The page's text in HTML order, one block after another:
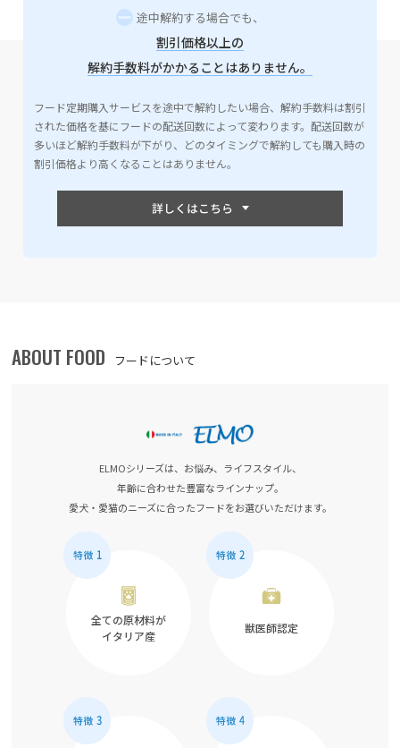
途中解約する場合でも、
割引価格以上の
解約手数料がかかることはありません。
フード定期購入サービスを途中で解約したい場合、解約手数料は割引
された価格を基にフードの配送回数によって変わります。配送回数が
多いほど解約手数料が下がり、どのタイミングで解約しても購入時の
割引価格より高くなることはありません。
ABOUT FOOD フードについて
ELMOシリーズは、お悩み、ライフスタイル、
年齢に合わせた豊富なラインナップ。
愛犬・愛猫のニーズに合ったフードをお選びいただけます。
全ての原材料が
イタリア産
獣医師認定